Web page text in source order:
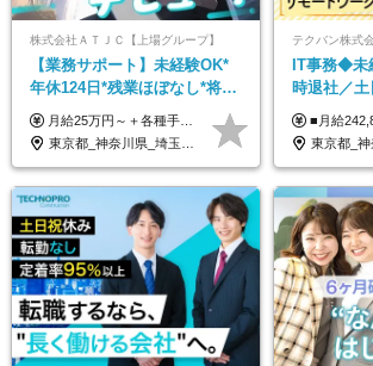
株式会社ＡＴＪＣ【上場グループ】
【業務サポート】未経験OK*
年休124日*残業ほぼなし*将来
活かせる専門スキル
月給25万円～＋各種手当（家族、資格、住宅など） ★ご経験をお持ちの方は前職給与保証！ ※試用期間は6ヶ月 ※上記には固定残業代（33,784円～／20時間分）を含みます。超過分は追加支給致します。 ※経験・スキル・能力を考慮して決定します。ご経験者の方の経験フェーズは不問です。 ＜各種手当＞ 住宅手当／家族手当／資格手当／特別手当など
東京都_神奈川県_埼玉県_千葉県
テクバン株式
IT事務◆未
時退社／
日123日／
度充実／
■月給242,800円以上＋諸手当＋賞与年2回＋業績賞与 ※固定残業代32,813円～/20時間分を
東京都_神奈川